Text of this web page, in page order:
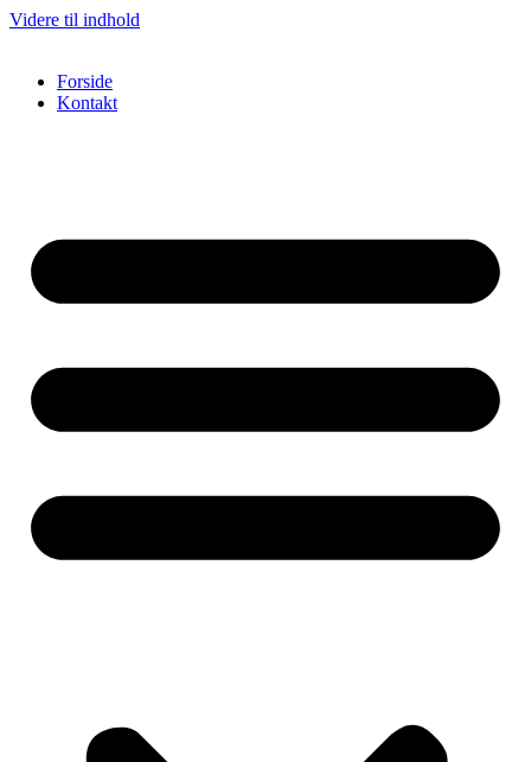
Videre til indhold
Forside
Kontakt